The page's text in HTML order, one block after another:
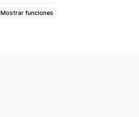
Mostrar funciones